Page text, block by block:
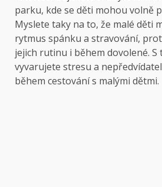
parku, kde se děti mohou volně
Myslete taky na to, že malé děti
rytmus spánku a stravování,
jejich rutinu i během dovolené.
vyvarujete stresu a
během cestování s malými dětmi.